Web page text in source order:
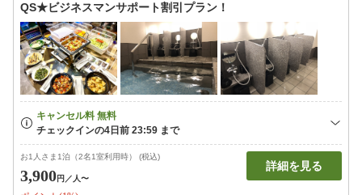
QS★ビジネスマンサポート割引プラン！
お1人さま1泊（2名1室利用時） (税込)
3,900円 ／人〜
詳細を見る